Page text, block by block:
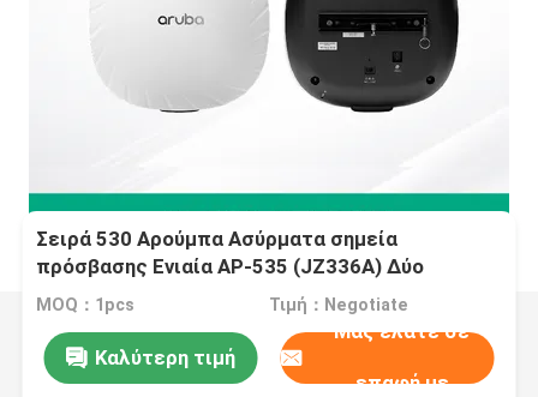
Σειρά 530 Αρούμπα Ασύρματα σημεία
πρόσβασης Ενιαία AP-535 (JZ336A) Δύο
ραδιόφωνα 4x4:4 802.11ax
MOQ：1pcs Τιμή：Negotiate
Καλύτερη τιμή
Μας ελάτε σε
επαφή με